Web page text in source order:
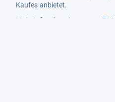
Kaufes anbietet.
Mehr Infos dazu in unseren FAQs